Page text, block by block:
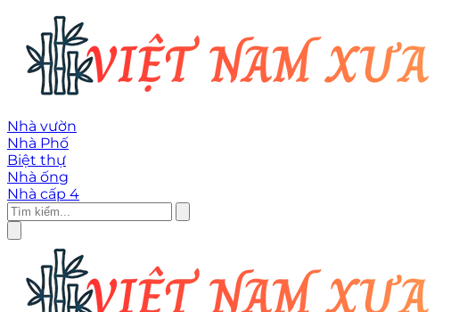
Nhà vườn
Nhà Phố
Biệt thự
Nhà ống
Nhà cấp 4